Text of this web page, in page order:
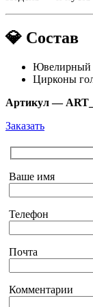
💎 Состав
Ювелирный
Цирконы
Артикул —
Заказать
Ваше имя
Телефон
Почта
Комментарии